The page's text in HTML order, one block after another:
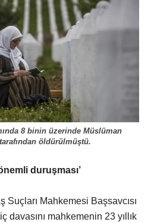
8 binin üzerinde Müslüman
öldürülmüştü.
duruşması’
Suçları Mahkemesi Başsavcısı
davasını mahkemenin 23 yıllık